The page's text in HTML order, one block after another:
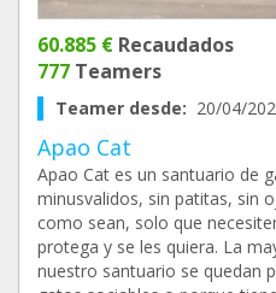
60.885 € Recaudados
777 Teamers
Teamer desde: 20/04/
Apao Cat
Apao Cat es un santuario de
minusvalidos, sin patitas, sin
como sean, solo que
protega y se les quiera. La
nuestro santuario se quedan